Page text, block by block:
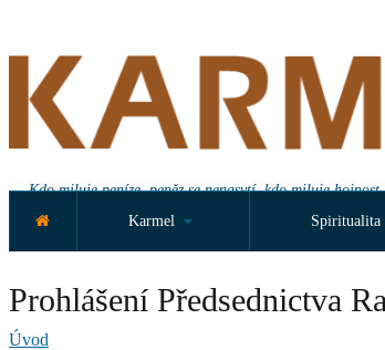
Kdo miluje peníze, peněz se nenasytí, kdo miluje
Karmel
Spiritualita
Prohlášení Předsednictva
Úvod